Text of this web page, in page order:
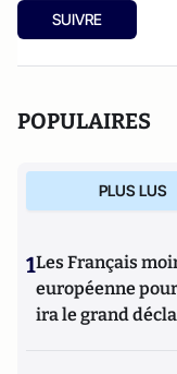
Amérique du Nord,
nombreux ouvrages
SUIVRE
POPULAIRES
PLUS LUS
1Les Français
européenne
ira le grand